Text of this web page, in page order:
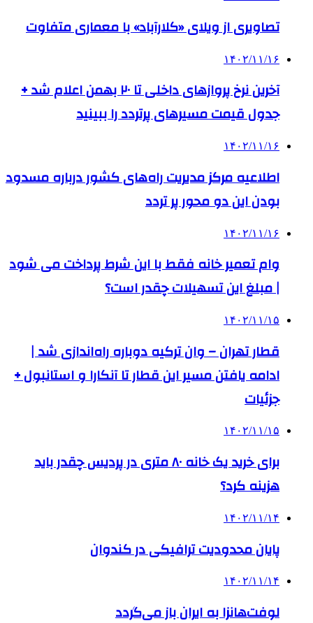
تصاویری از ویلای «کلارآباد» با معماری متفاوت
۱۴۰۲/۱۱/۱۶
آخرین نرخ پروازهای داخلی تا ۲۰ بهمن اعلام شد +
جدول قیمت مسیرهای پرتردد را ببینید
۱۴۰۲/۱۱/۱۶
اطلاعیه‌ مرکز مدیریت راه‌های کشور درباره مسدود
بودن این دو محور پر تردد
۱۴۰۲/۱۱/۱۶
وام تعمیر خانه فقط با این شرط پرداخت می شود
| مبلغ این تسهیلات چقدر است؟
۱۴۰۲/۱۱/۱۵
قطار تهران – وان ترکیه دوباره راه‌اندازی شد |
ادامه یافتن مسیر این قطار تا آنکارا و استانبول +
جزئیات
۱۴۰۲/۱۱/۱۵
برای خرید یک خانه ۸۰ متری در پردیس چقدر باید
هزینه کرد؟
۱۴۰۲/۱۱/۱۴
پایان محدودیت ترافیکی در کندوان
۱۴۰۲/۱۱/۱۴
لوفت‌هانزا به ایران باز می‌گردد